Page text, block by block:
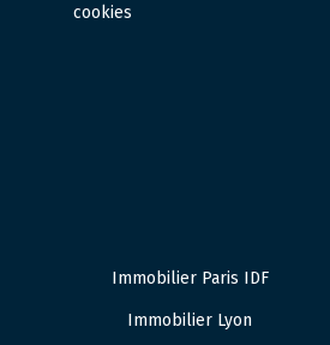
cookies
Immobilier Paris IDF
Immobilier Lyon